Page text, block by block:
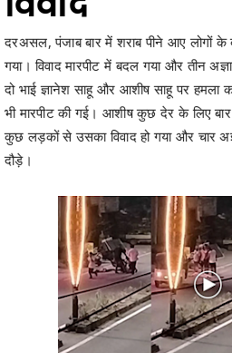
गया। विवाद मारपीट में बदल गया और तीन
दो भाई ज्ञानेश साहू और आशीष साहू पर हमला
भी मारपीट की गई। आशीष कुछ देर के लिए बार
कुछ लड़कों से उसका विवाद हो गया और चार
दौड़े।